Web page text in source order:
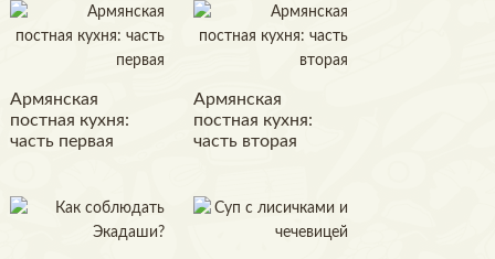
Армянская
постная кухня:
часть первая
Армянская
постная кухня:
часть вторая